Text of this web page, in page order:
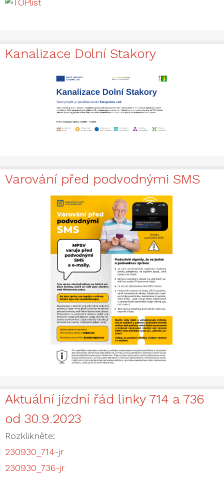
Kanalizace Dolní Stakory
Varování před podvodnými SMS
Aktuální jízdní řád linky 714 a 736
od 30.9.2023
Rozklikněte:
230930_714-jr
230930_736-jr